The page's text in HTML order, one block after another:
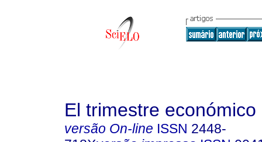
El trimestre económico
versão On-line ISSN 2448-